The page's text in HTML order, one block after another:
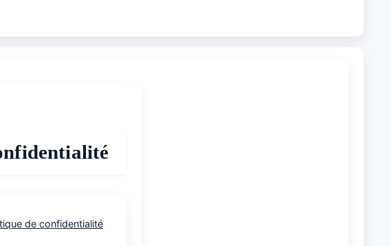
de confidentialité